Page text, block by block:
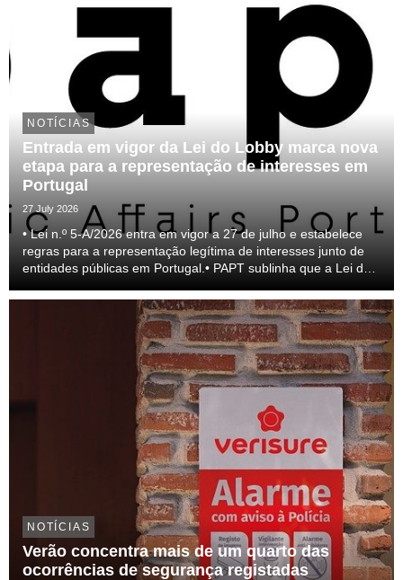
NOTÍCIAS
Entrada em vigor da Lei do Lobby marca nova
etapa para a representação de interesses em
Portugal
27 July 2026
• Lei n.º 5-A/2026 entra em vigor a 27 de julho e estabelece
regras para a representação legítima de interesses junto de
entidades públicas em Portugal.• PAPT sublinha que a Lei do
do setor e para a transparên...
NOTÍCIAS
Verão concentra mais de um quarto das
ocorrências de segurança registadas